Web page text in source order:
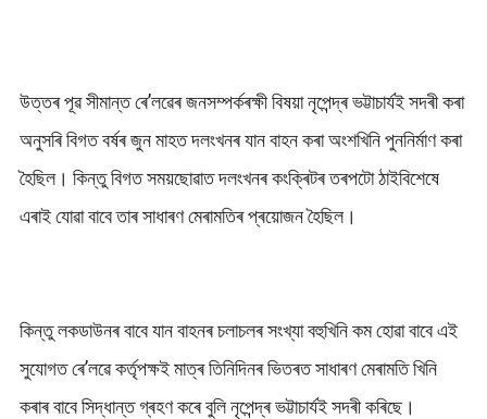
উত্তৰ পূৱ সীমান্ত ৰে’লৱেৰ জনসম্পৰ্কৰক্ষী বিষয়া নৃপেন্দ্ৰ ভট্টাচাৰ্যই সদৰী কৰা
অনুসৰি বিগত বৰ্ষৰ জুন মাহত দলংখনৰ যান বাহন কৰা অংশখিনি পুননিৰ্মাণ কৰা
হৈছিল। কিন্তু বিগত সময়ছোৱাত দলংখনৰ কংক্ৰিটৰ তৰপটো ঠাইবিশেষে
এৰাই যোৱা বাবে তাৰ সাধাৰণ মেৰামতিৰ প্ৰয়োজন হৈছিল।
কিন্তু লকডাউনৰ বাবে যান বাহনৰ চলাচলৰ সংখ্যা বহুখিনি কম হোৱা বাবে এই
সুযোগত ৰে’লৱে কৰ্তৃপক্ষই মাত্ৰ তিনিদিনৰ ভিতৰত সাধাৰণ মেৰামতি খিনি
কৰাৰ বাবে সিদ্ধান্ত গ্ৰহণ কৰে বুলি নৃপেন্দ্ৰ ভট্টাচাৰ্যই সদৰী কৰিছে।